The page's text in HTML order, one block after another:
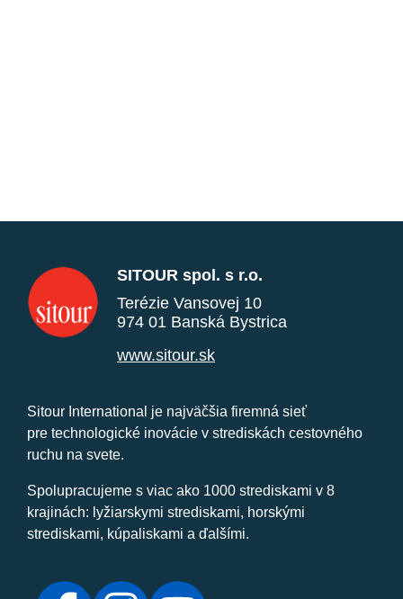
SITOUR spol. s r.o.
Terézie Vansovej 10
974 01 Banská Bystrica
www.sitour.sk
Sitour International je najväčšia firemná sieť
pre technologické inovácie v strediskách cestovného
ruchu na svete.
Spolupracujeme s viac ako 1000 strediskami v 8
krajinách: lyžiarskymi strediskami, horskými
strediskami, kúpaliskami a ďalšími.